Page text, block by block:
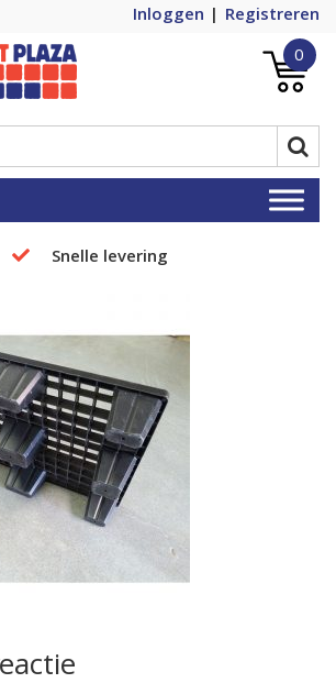
Inloggen
Registreren
nummer 1 in
0
Snelle levering